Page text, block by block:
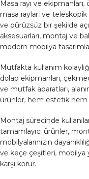
Masa rayı ve
masa rayları ve
ve pürüzsüz bir şekilde
aksesuarları, montaj ve
modern mobilya
Mutfakta kullanım
dolap ekipmanları,
ve mutfak aparatları,
ürünler, hem estetik
Montaj sürecinde
tamamlayıcı ürünler,
mobilyalarınızın
ve keçe çeşitleri, mobilya
karşı korur.